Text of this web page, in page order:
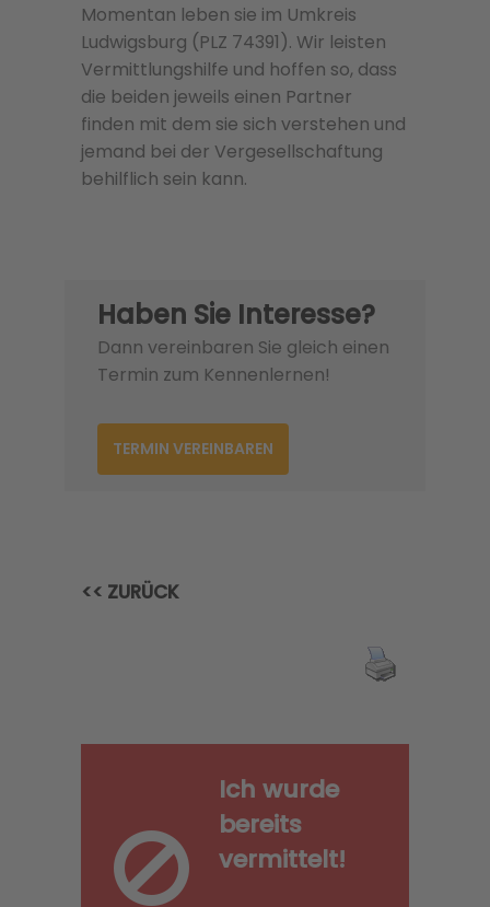
Momentan leben sie im Umkreis
Ludwigsburg (PLZ 74391). Wir leisten
Vermittlungshilfe und hoffen so, dass
die beiden jeweils einen Partner
finden mit dem sie sich verstehen und
jemand bei der Vergesellschaftung
behilflich sein kann.
Haben Sie Interesse?
Dann vereinbaren Sie gleich einen
Termin zum Kennenlernen!
TERMIN VEREINBAREN
<< ZURÜCK
Ich wurde
bereits
vermittelt!